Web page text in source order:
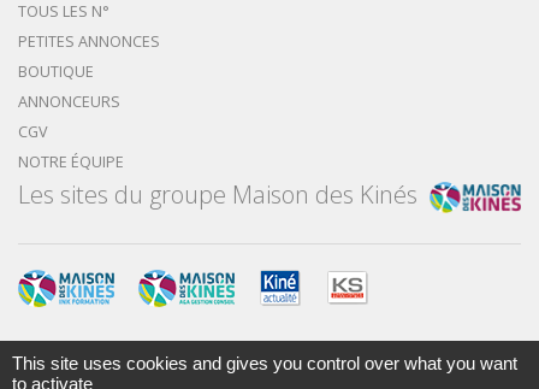
TOUS LES N°
PETITES ANNONCES
BOUTIQUE
ANNONCEURS
CGV
NOTRE ÉQUIPE
Les sites du groupe Maison des Kinés
Mentions légales
This site uses cookies and gives you control over what you want
to activate